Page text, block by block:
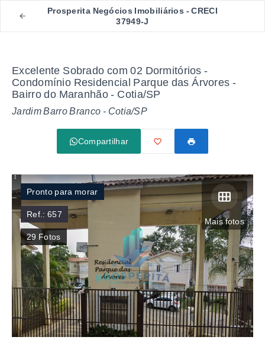
Prosperita Negócios Imobiliários - CRECI
37949-J
Excelente Sobrado com 02 Dormitórios -
Condomínio Residencial Parque das Árvores -
Bairro do Maranhão - Cotia/SP
Jardim Barro Branco - Cotia/SP
Compartilhar
Mais fotos
Pronto para morar
Ref.:657
29 Fotos